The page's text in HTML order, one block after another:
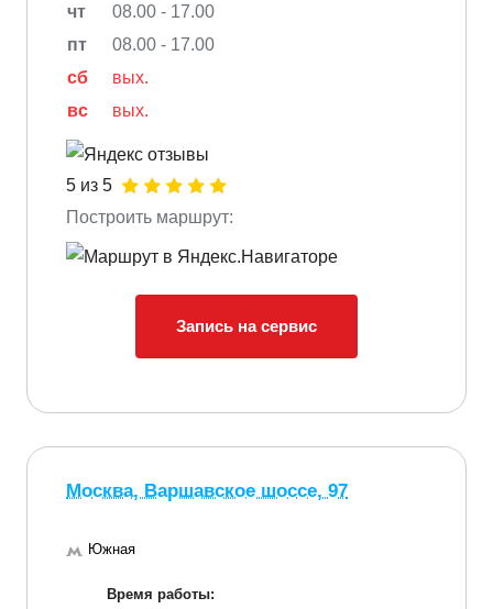
чт
08.00 - 17.00
пт
08.00 - 17.00
сб
вых.
вс
вых.
5 из 5
Построить маршрут:
Запись на сервис
Москва, Варшавское шоссе, 97
Южная
Время работы: